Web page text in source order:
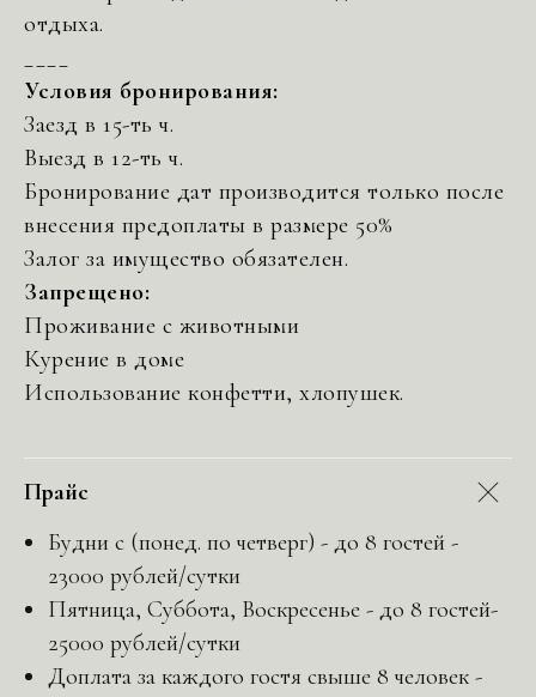
отдыха.
Условия бронирования:
Заезд в 15-ть ч.
Выезд в 12-ть ч.
Бронирование дат производится только после
внесения предоплаты в размере 50%
Залог за имущество обязателен.
Запрещено:
Проживание с животными
Курение в доме
Использование конфетти, хлопушек.
Прайс
Будни с (понед. по четверг) - до 8 гостей -
23000 рублей/сутки
Пятница, Суббота, Воскресенье - до 8 гостей-
25000 рублей/сутки
Доплата за каждого гостя свыше 8 человек -